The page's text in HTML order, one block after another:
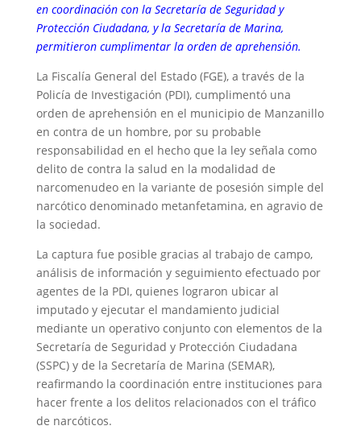
en coordinación con la Secretaría de Seguridad y
Protección Ciudadana, y la Secretaría de Marina,
permitieron cumplimentar la orden de aprehensión.
La Fiscalía General del Estado (FGE), a través de la
Policía de Investigación (PDI), cumplimentó una
orden de aprehensión en el municipio de Manzanillo
en contra de un hombre, por su probable
responsabilidad en el hecho que la ley señala como
delito de contra la salud en la modalidad de
narcomenudeo en la variante de posesión simple del
narcótico denominado metanfetamina, en agravio de
la sociedad.
La captura fue posible gracias al trabajo de campo,
análisis de información y seguimiento efectuado por
agentes de la PDI, quienes lograron ubicar al
imputado y ejecutar el mandamiento judicial
mediante un operativo conjunto con elementos de la
Secretaría de Seguridad y Protección Ciudadana
(SSPC) y de la Secretaría de Marina (SEMAR),
reafirmando la coordinación entre instituciones para
hacer frente a los delitos relacionados con el tráfico
de narcóticos.